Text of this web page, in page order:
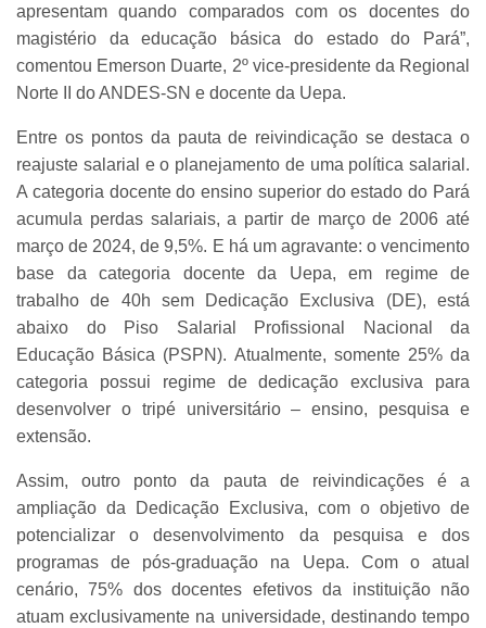
apresentam quando comparados com os docentes do
magistério da educação básica do estado do Pará”,
comentou Emerson Duarte, 2º vice-presidente da Regional
Norte II do ANDES-SN e docente da Uepa.
Entre os pontos da pauta de reivindicação se destaca o
reajuste salarial e o planejamento de uma política salarial.
A categoria docente do ensino superior do estado do Pará
acumula perdas salariais, a partir de março de 2006 até
março de 2024, de 9,5%. E há um agravante: o vencimento
base da categoria docente da Uepa, em regime de
trabalho de 40h sem Dedicação Exclusiva (DE), está
abaixo do Piso Salarial Profissional Nacional da
Educação Básica (PSPN). Atualmente, somente 25% da
categoria possui regime de dedicação exclusiva para
desenvolver o tripé universitário – ensino, pesquisa e
extensão.
Assim, outro ponto da pauta de reivindicações é a
ampliação da Dedicação Exclusiva, com o objetivo de
potencializar o desenvolvimento da pesquisa e dos
programas de pós-graduação na Uepa. Com o atual
cenário, 75% dos docentes efetivos da instituição não
atuam exclusivamente na universidade, destinando tempo